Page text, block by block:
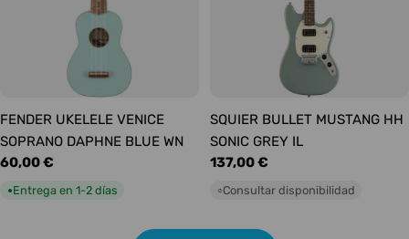
FENDER UKELELE VENICE
SOPRANO DAPHNE BLUE WN
Precio
habitual
60,00 €
●Entrega en 1-2 días
SQUIER BULLET MUSTANG HH
SONIC GREY IL
Precio
habitual
137,00 €
○Consultar disponibilidad